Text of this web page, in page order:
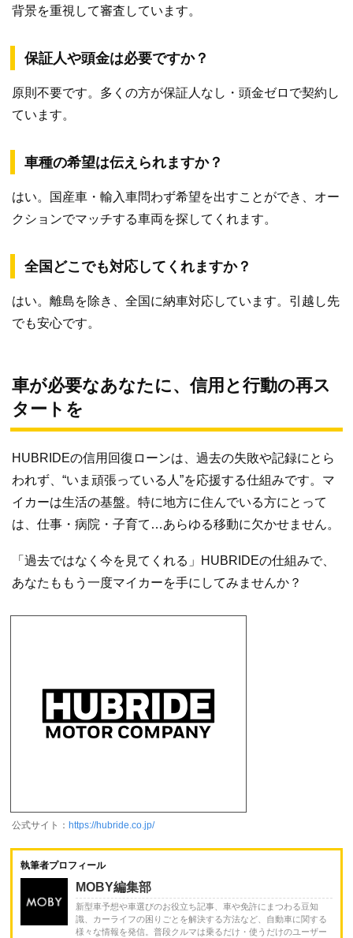
背景を重視して審査しています。
保証人や頭金は必要ですか？
原則不要です。多くの方が保証人なし・頭金ゼロで契約し
ています。
車種の希望は伝えられますか？
はい。国産車・輸入車問わず希望を出すことができ、オー
クションでマッチする車両を探してくれます。
全国どこでも対応してくれますか？
はい。離島を除き、全国に納車対応しています。引越し先
でも安心です。
車が必要なあなたに、信用と行動の再ス
タートを
HUBRIDEの信用回復ローンは、過去の失敗や記録にとら
われず、“いま頑張っている人”を応援する仕組みです。マ
イカーは生活の基盤。特に地方に住んでいる方にとって
は、仕事・病院・子育て…あらゆる移動に欠かせません。
「過去ではなく今を見てくれる」HUBRIDEの仕組みで、
あなたももう一度マイカーを手にしてみませんか？
公式サイト： https://hubride.co.jp/
執筆者プロフィール
MOBY編集部
新型車予想や車選びのお役立ち記事、車や免許にまつわる豆知
識、カーライフの困りごとを解決する方法など、自動車に関する
様々な情報を発信。普段クルマは乗るだけ・使うだけのユーザー